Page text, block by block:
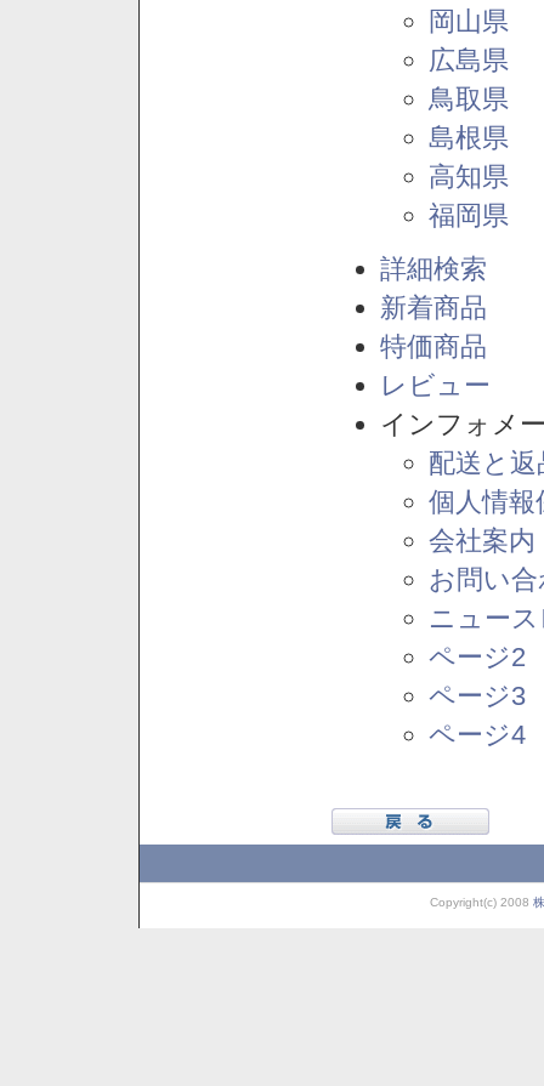
岡山県
広島県
鳥取県
島根県
高知県
福岡県
詳細検索
新着商品
特価商品
レビュー
インフォメ
配送と
個人情報
会社案内
お問い
ニュー
ページ2
ページ3
ページ4
Copyright(c) 2008